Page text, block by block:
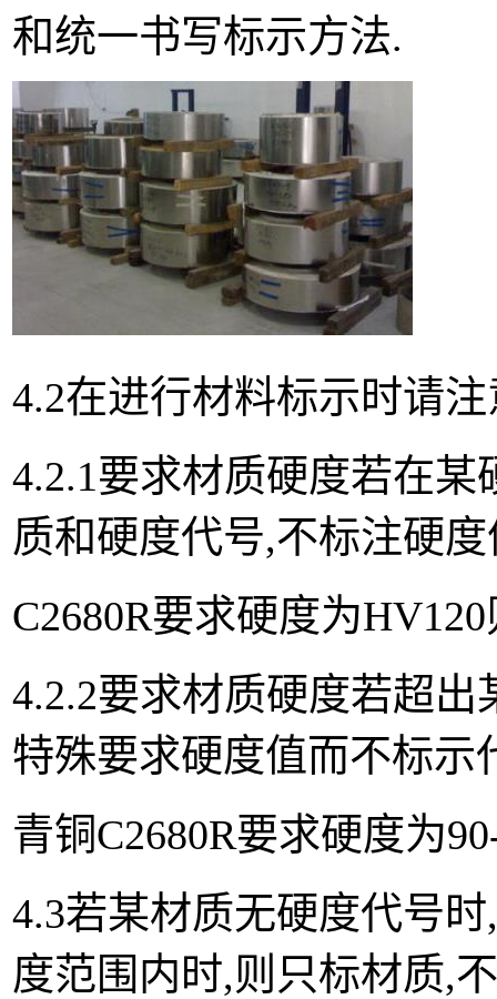
和统一书写标示方法.
4.2在进行材料标示时请注
4.2.1要求材质硬度若在
质和硬度代号,不标注硬
C2680R要求硬度为
4.2.2要求材质硬度若超
特殊要求硬度值而不标示
青铜C2680R要求硬度为
4.3若某材质无硬度代号
度范围内时,则只标材质,